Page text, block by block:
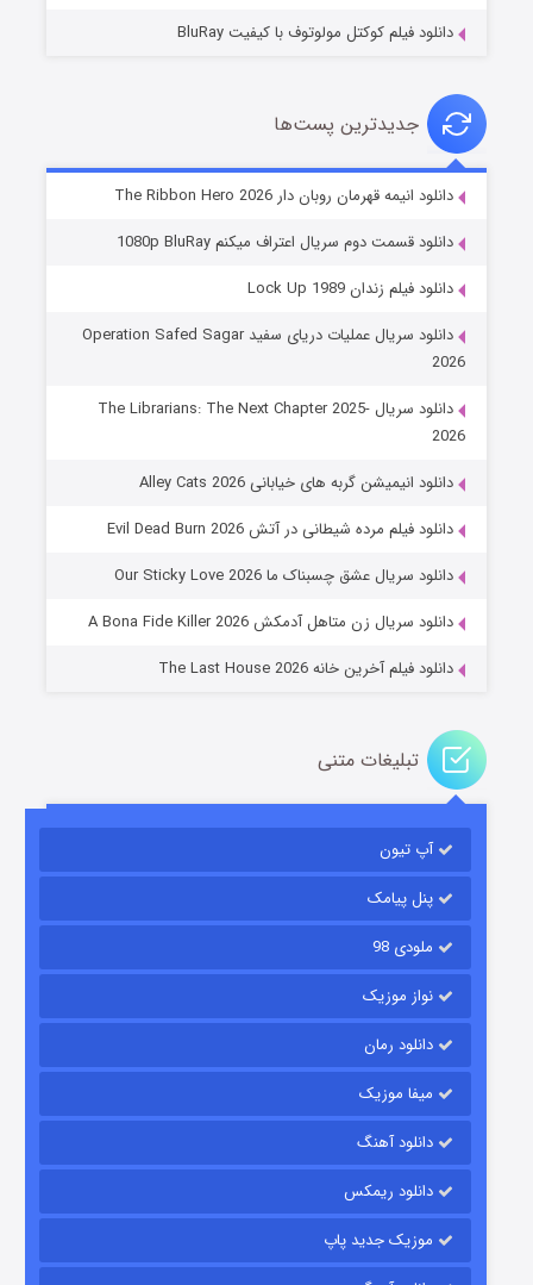
شوهر
عملیات آپارتمان
قسمت۲ (زیرنویس) منتشر شد
مردگان متحرک: شهر مرده ۳
قسمت
دانلود فیلم کوکتل مولوتوف با کیفیت BluRay
جدیدترین پست‌ها
دانلود انیمه قهرمان روبان دار The Ribbon Hero 2026
دانلود قسمت دوم سریال اعتراف میکنم 1080p BluRay
دانلود فیلم زندان Lock Up 1989
دانلود سریال عملیات دریای سفید Operation Safed Sagar
2026
دانلود سریال The Librarians: The Next Chapter 2025-
2026
دانلود انیمیشن گربه های خیابانی Alley Cats 2026
دانلود فیلم مرده شیطانی در آتش Evil Dead Burn 2026
دانلود سریال عشق چسبناک ما Our Sticky Love 2026
دانلود سریال زن متاهل آدمکش A Bona Fide Killer 2026
دانلود فیلم آخرین خانه The Last House 2026
تبلیغات متنی
آپ تیون
پنل پیامک
ملودی 98
نواز موزیک
دانلود رمان
میفا موزیک
دانلود آهنگ
دانلود ریمکس
موزیک جدید پاپ